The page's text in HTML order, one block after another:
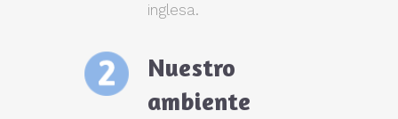
inglesa.
Nuestro
ambiente